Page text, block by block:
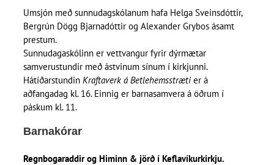
Umsjón með sunnudagskólanum hafa Helga Sveinsdóttir,
Bergrún Dögg Bjarnadóttir og Alexander Grybos ásamt
prestum.
Sunnudagaskólinn er vettvangur fyrir dýrmætar
samverustundir með ástvinum sínum í kirkjunni.
Hátíðarstundin Kraftaverk á Betlehemsstrætier á
aðfangadag kl. 16. Einnig er barnasamvera á öðrum í
páskum kl. 11.
Barnakórar
Regnbogaraddir og Himinn & jörð í Keflavíkurkirkju.